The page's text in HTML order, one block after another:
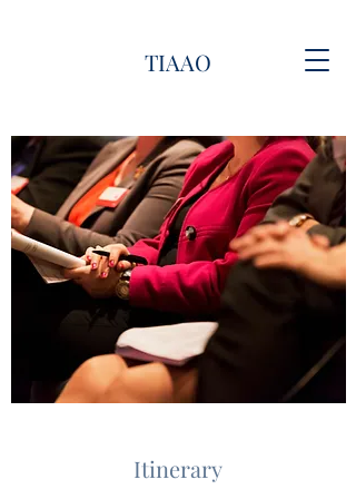
TIAAO
Itinerary